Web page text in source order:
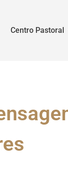
Centro Pastoral